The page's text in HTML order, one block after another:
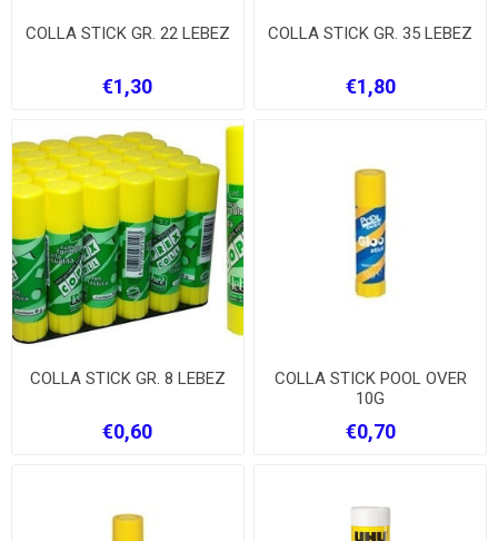
COLLA STICK GR. 22 LEBEZ
€1,30
COLLA STICK GR. 35 LEBEZ
€1,80
COLLA STICK GR. 8 LEBEZ
€0,60
COLLA STICK POOL OVER
10G
€0,70